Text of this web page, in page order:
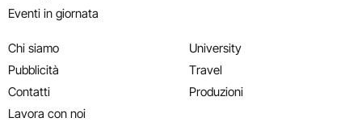
Eventi in giornata
Chi siamo
Pubblicità
Contatti
Lavora con noi
University
Travel
Produzioni